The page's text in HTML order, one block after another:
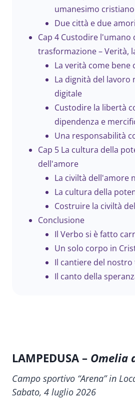
umanesimo cristiano
Due città e due amori
Cap 4 Custodire l'umano
trasformazione – Verità,
La verità come bene
La dignità del lavoro
digitale
Custodire la libertà
dipendenza e
Una responsabilità
Cap 5 La cultura della
dell'amore
La civiltà dell'amore
La cultura della
Costruire la civiltà
Conclusione
Il Verbo si è fatto
Un solo corpo in
Il cantiere del nostro
Il canto della
LAMPEDUSA – Omelia
Campo sportivo “Arena” in
Sabato, 4 luglio 2026